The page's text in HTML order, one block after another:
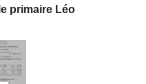
primaire Léo